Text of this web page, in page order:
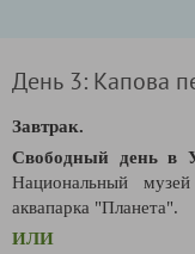
День 3: Капова
Завтрак.
Свободный день в
Национальный
аквапарка "Планета".
ИЛИ